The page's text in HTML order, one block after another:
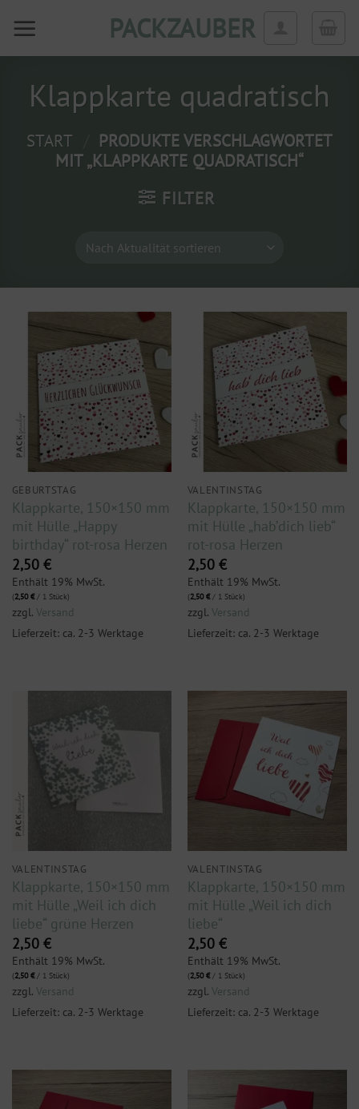
Inhalt
PACKZAUBER
Klappkarte quadratisch
START
PRODUKTE VERSCHLAGWORTET
MIT „KLAPPKARTE QUADRATISCH“
FILTER
GEBURTSTAG
Klappkarte, 150×150 mm
mit Hülle „Happy
birthday“ rot-rosa Herzen
2,50 €
Enthält 19% MwSt.
(2,50€/ 1 Stück)
zzgl. Versand
Lieferzeit: ca. 2-3 Werktage
VALENTINSTAG
Klappkarte, 150×150 mm
mit Hülle „hab’dich lieb“
rot-rosa Herzen
2,50 €
Enthält 19% MwSt.
(2,50€/ 1 Stück)
zzgl. Versand
Lieferzeit: ca. 2-3 Werktage
VALENTINSTAG
Klappkarte, 150×150 mm
mit Hülle „Weil ich dich
liebe“ grüne Herzen
2,50 €
Enthält 19% MwSt.
(2,50€/ 1 Stück)
zzgl. Versand
Lieferzeit: ca. 2-3 Werktage
VALENTINSTAG
Klappkarte, 150×150 mm
mit Hülle „Weil ich dich
liebe“
2,50 €
Enthält 19% MwSt.
(2,50€/ 1 Stück)
zzgl. Versand
Lieferzeit: ca. 2-3 Werktage